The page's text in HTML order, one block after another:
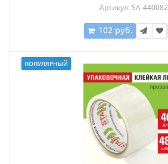
Артикул: SA-440082
102 руб.
ПОПУЛЯРНЫЙ